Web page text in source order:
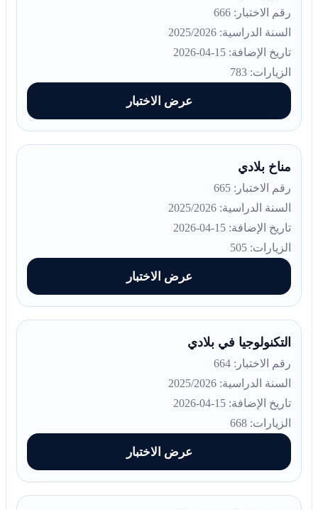
رقم الاختبار: 666
السنة الدراسية: 2025/2026
تاريخ الإضافة: 15-04-2026
الزيارات: 783
عرض الاختبار
مناخ بلادي
رقم الاختبار: 665
السنة الدراسية: 2025/2026
تاريخ الإضافة: 15-04-2026
الزيارات: 505
عرض الاختبار
التكنولوجيا في بلادي
رقم الاختبار: 664
السنة الدراسية: 2025/2026
تاريخ الإضافة: 15-04-2026
الزيارات: 668
عرض الاختبار